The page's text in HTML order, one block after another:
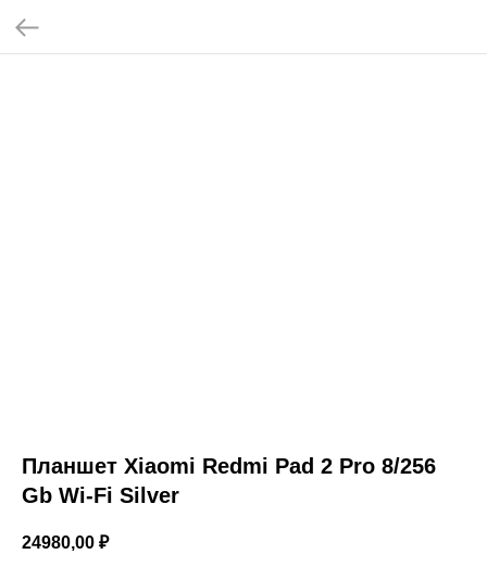
Планшет Xiaomi Redmi Pad 2 Pro 8/256
Gb Wi-Fi Silver
24980,00 ₽